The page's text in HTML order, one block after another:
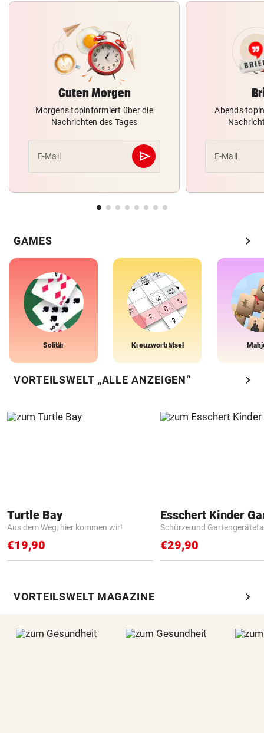
Guten Morgen
Morgens topinformiert über die
Nachrichten des Tages
E-Mail send
Abschicken
Abends
E-Mail
GAMES chevron_right
Solitär Kreuzworträtsel
VORTEILSWELT „ALLE ANZEIGEN“ chevron_right
Turtle Bay
Aus dem Weg, hier kommen wir!
€19,90
Schürze und
€29,90
VORTEILSWELT MAGAZINE chevron_right